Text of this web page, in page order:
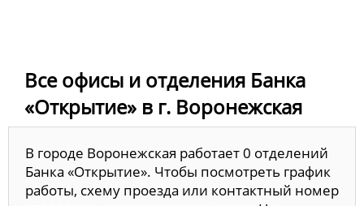
Все офисы и отделения Банка
«Открытие» в г. Воронежская
В городе Воронежская работает 0 отделений
Банка «Открытие». Чтобы посмотреть график
работы, схему проезда или контактный номер